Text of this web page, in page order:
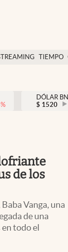
TIEMPO
México
%
DÓLAR
$ 1520
de los
Vanga, una
de una
todo el